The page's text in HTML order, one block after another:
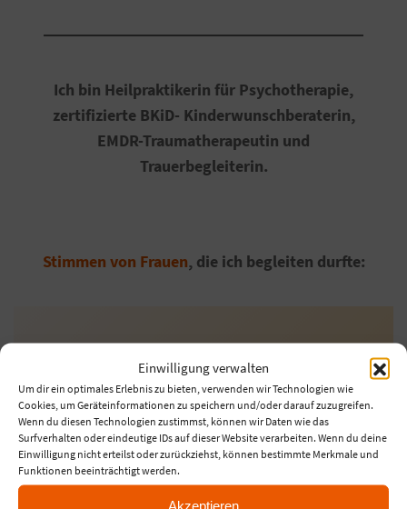
Einwilligung verwalten
Um dir ein optimales Erlebnis zu bieten, verwenden wir Technologien wie
Cookies, um Geräteinformationen zu speichern und/oder darauf zuzugreifen.
Wenn du diesen Technologien zustimmst, können wir Daten wie das
Surfverhalten oder eindeutige IDs auf dieser Website verarbeiten. Wenn du deine
Einwilligung nicht erteilst oder zurückziehst, können bestimmte Merkmale und
Funktionen beeinträchtigt werden.
Akzeptieren
Ich bin Heilpraktikerin für Psychotherapie,
zertifizierte BKiD- Kinderwunschberaterin,
EMDR-Traumatherapeutin und
Trauerbegleiterin.
Stimmen von Frauen, die ich begleiten durfte:
„Ich kann nur sagen, dass mich die Begleitung
gestärkt hat und ich wieder mit Zuversicht
in die Zukunft gehe.“
Juli 2020, Jameda